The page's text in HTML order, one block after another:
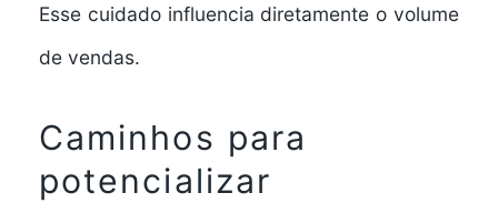
Esse cuidado influencia diretamente o volume
de vendas.
Caminhos para
potencializar